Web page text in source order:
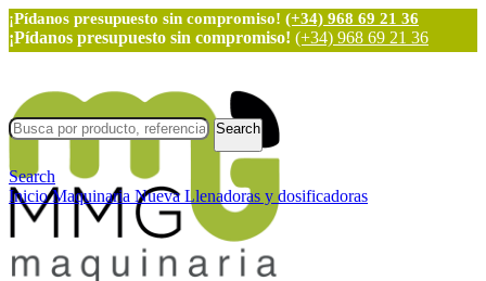
¡Pídanos presupuesto sin compromiso! (+34) 968 69 21 36
¡Pídanos presupuesto sin compromiso! (+34) 968 69 21 36
Search
Search
InicioMaquinaria NuevaLlenadoras y dosificadoras